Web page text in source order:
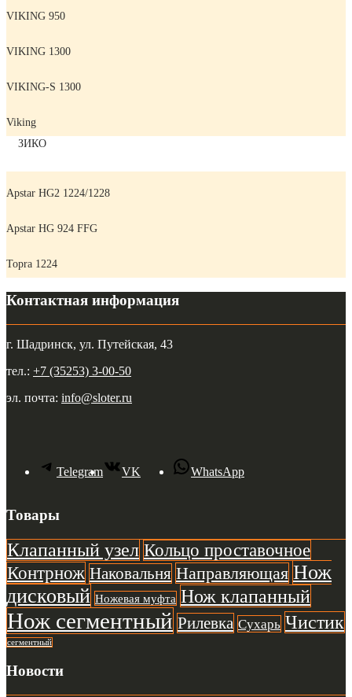
VIKING 950
VIKING 1300
VIKING-S 1300
Viking
ЗИКО
Apstar HG2 1224/1228
Apstar HG 924 FFG
Topra 1224
Контактная информация
г. Шадринск, ул. Путейская, 43
тел.: +7 (35253) 3-00-50
эл. почта: info@sloter.ru
Telegram VK WhatsApp
Товары
Клапанный узел Кольцо проставочное
Контрнож Наковальня Направляющая Нож
дисковый Ножевая муфта Нож клапанный
Нож сегментный Рилевка Сухарь Чистик
сегментный
Новости